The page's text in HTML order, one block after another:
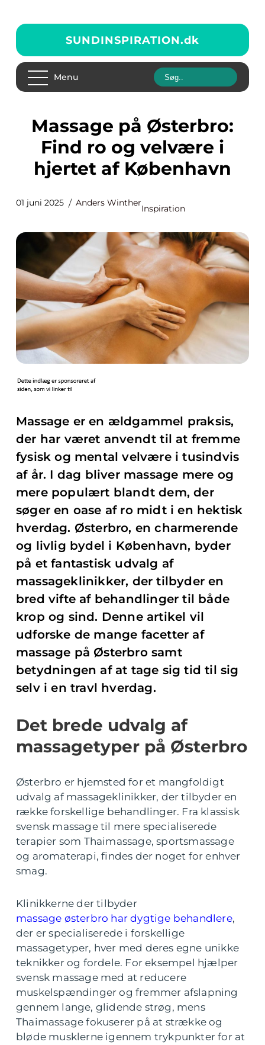
SUNDINSPIRATION.dk
Menu
Massage på Østerbro:
Find ro og velvære i
hjertet af København
01 juni 2025 Anders Winther
Inspiration
Massage er en ældgammel praksis,
der har været anvendt til at fremme
fysisk og mental velvære i tusindvis
af år. I dag bliver massage mere og
mere populært blandt dem, der
søger en oase af ro midt i en hektisk
hverdag. Østerbro, en charmerende
og livlig bydel i København, byder
på et fantastisk udvalg af
massageklinikker, der tilbyder en
bred vifte af behandlinger til både
krop og sind. Denne artikel vil
udforske de mange facetter af
massage på Østerbro samt
betydningen af at tage sig tid til sig
selv i en travl hverdag.
Det brede udvalg af
massagetyper på Østerbro
Østerbro er hjemsted for et mangfoldigt
udvalg af massageklinikker, der tilbyder en
række forskellige behandlinger. Fra klassisk
svensk massage til mere specialiserede
terapier som Thaimassage, sportsmassage
og aromaterapi, findes der noget for enhver
smag.
Klinikkerne der tilbyder
massage østerbro har dygtige behandlere,
der er specialiserede i forskellige
massagetyper, hver med deres egne unikke
teknikker og fordele. For eksempel hjælper
svensk massage med at reducere
muskelspændinger og fremmer afslapning
gennem lange, glidende strøg, mens
Thaimassage fokuserer på at strække og
bløde musklerne igennem trykpunkter for at